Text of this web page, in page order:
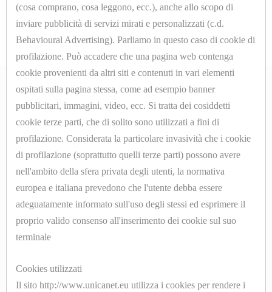
GUAINE
MANOMETRI
MICROINTERRUTTORI
MOLLE
PARTI
DI
RICAMBIO
PER
MACCHINE
DA
ABOUT
Azienda
Contatti
SHOP ONLINE
Cookyes
(cosa comprano, cosa leggono, ecc.), anche allo scopo di
inviare pubblicità di servizi mirati e personalizzati (c.d.
Behavioural Advertising). Parliamo in questo caso di cookie di
profilazione. Può accadere che una pagina web contenga
cookie provenienti da altri siti e contenuti in vari elementi
ospitati sulla pagina stessa, come ad esempio banner
pubblicitari, immagini, video, ecc. Si tratta dei cosiddetti
cookie terze parti, che di solito sono utilizzati a fini di
profilazione. Considerata la particolare invasività che i cookie
di profilazione (soprattutto quelli terze parti) possono avere
nell'ambito della sfera privata degli utenti, la normativa
europea e italiana prevedono che l'utente debba essere
adeguatamente informato sull'uso degli stessi ed esprimere il
proprio valido consenso all'inserimento dei cookie sul suo
terminale
Cookies utilizzati
Il sito http://www.unicanet.eu utilizza i cookies per rendere i